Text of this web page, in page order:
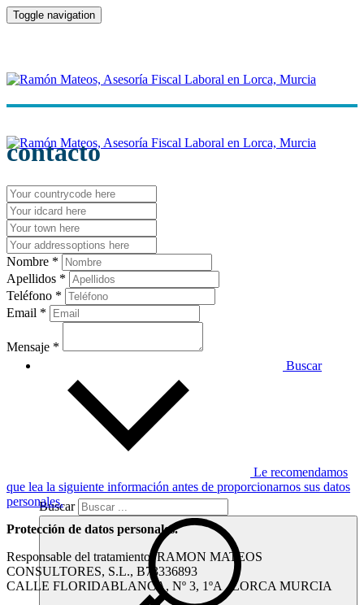
Toggle navigation
Buscar
Buscar
contacto
Nombre *
Apellidos *
Teléfono *
Email *
Mensaje *
Le recomendamos
que lea la siguiente información antes de proporcionarnos sus datos
personales.
Protección de datos personales.
Responsable del tratamiento: RAMON MATEOS
CONSULTORES, S.L., B73336893
CALLE FLORIDABLANCA, Nº 3, 1ºA , LORCA MURCIA